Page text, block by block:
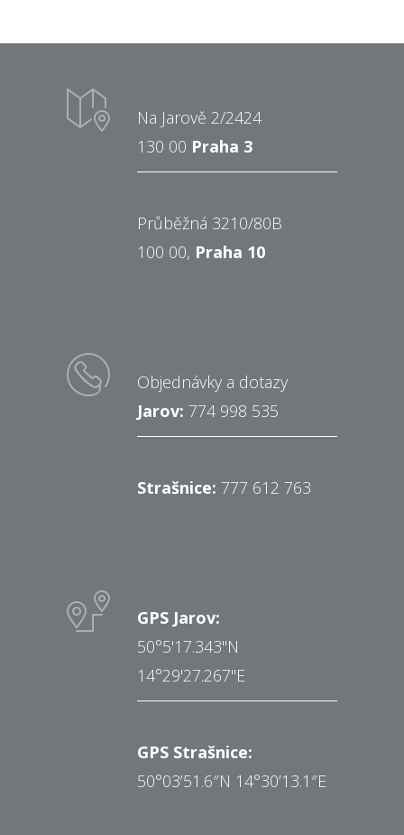
Na Jarově 2/2424
130 00 Praha 3
Průběžná 3210/80B
100 00, Praha 10
Objednávky a dotazy
Jarov: 774 998 535
Strašnice: 777 612 763
GPS Jarov:
50°5'17.343"N
14°29'27.267"E
GPS Strašnice:
50°03’51.6″N 14°30’13.1″E